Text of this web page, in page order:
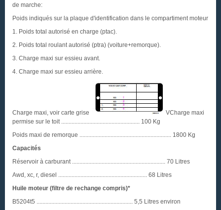
de marche:
Poids indiqués sur la plaque d'identification dans le compartiment moteur
1. Poids total autorisé en charge (ptac).
2. Poids total roulant autorisé (ptra) (voiture+remorque).
3. Charge maxi sur essieu avant.
4. Charge maxi sur essieu arrière.
Charge maxi, voir carte grise
VCharge maxi
permise sur le toit ..................................................... 100 Kg
Poids maxi de remorque .............................................................. 1800 Kg
Capacités
Réservoir à carburant ............................................................... 70 Litres
Awd, xc, r, diesel ............................................................ 68 Litres
Huile moteur (filtre de rechange compris)*
B5204t5 ................................................................. 5,5 Litres environ